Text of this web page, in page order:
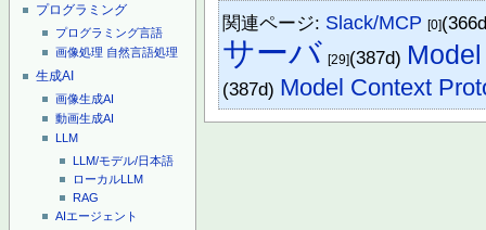
プログラミング
プログラミング言語
画像処理 自然言語処理
生成AI
画像生成AI
動画生成AI
LLM
LLM/モデル/日本語
ローカルLLM
RAG
AIエージェント
関連ページ: Slack/MCP [0]
サーバ [29](387d)
(387d) Model Context